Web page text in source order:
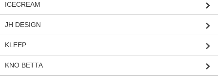
ICECREAM
JH DESIGN
KLEEP
KNO BETTA